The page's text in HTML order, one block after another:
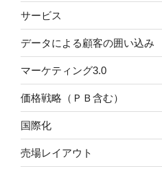
サービス
データによる顧客の囲い込み
マーケティング3.0
価格戦略（ＰＢ含む）
国際化
売場レイアウト